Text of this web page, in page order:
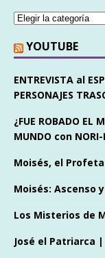
YOUTUBE
ENTREVISTA al
PERSONAJES
¿FUE ROBADO EL
MUNDO con
Moisés, el Profeta
Moisés: Ascenso y
Los Misterios de
José el Patriarca |